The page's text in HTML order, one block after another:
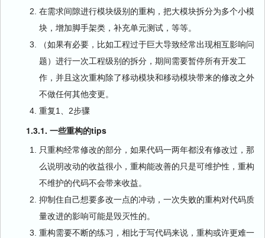
在需求间隙进行模块级别的重构，把大模块拆分为多个小模
块，增加脚手架类，补充单元测试，等等。
（如果有必要，比如工程过于巨大导致经常出现相互影响问
题）进行一次工程级别的拆分，期间需要暂停所有开发工
作，并且这次重构除了移动模块和移动模块带来的修改之外
不做任何其他变更。
重复1、2步骤
1.3.1. 一些重构的tips
只重构经常修改的部分，如果代码一两年都没有修改过，那
么说明改动的收益很小，重构能改善的只是可维护性，重构
不维护的代码不会带来收益。
抑制住自己想要多改一点的冲动，一次失败的重构对代码质
量改进的影响可能是毁灭性的。
重构需要不断的练习，相比于写代码来说，重构或许更难一